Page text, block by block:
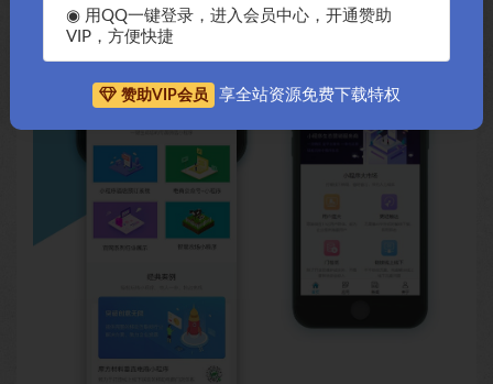
◉ 用QQ一键登录，进入会员中心，开通赞助
VIP，方便快捷
赞助VIP会员 享全站资源免费下载特权